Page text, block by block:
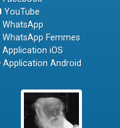
YouTube
WhatsApp
WhatsApp Femmes
Application iOS
Application Android